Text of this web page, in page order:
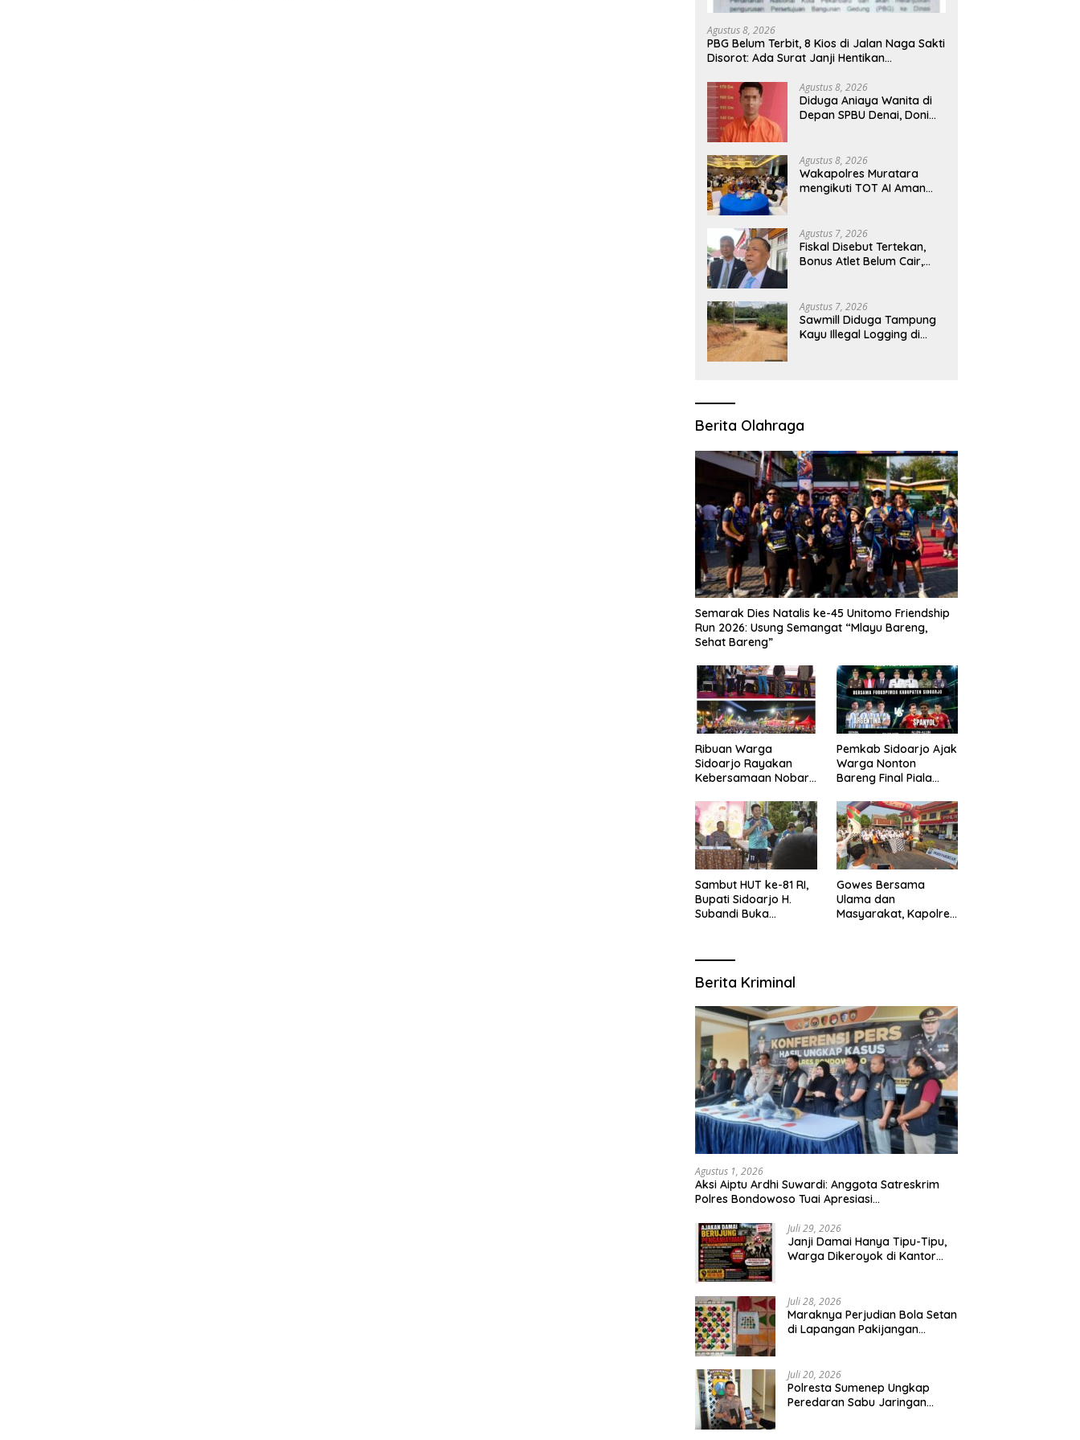
Agustus 8, 2026
PBG Belum Terbit, 8 Kios di Jalan Naga Sakti
Disorot: Ada Surat Janji Hentikan
Agustus 8, 2026
Diduga Aniaya Wanita di
Depan SPBU Denai, Doni
Agustus 8, 2026
Wakapolres Muratara
mengikuti TOT AI Aman
Agustus 7, 2026
Fiskal Disebut Tertekan,
Bonus Atlet Belum Cair,
Agustus 7, 2026
Sawmill Diduga Tampung
Kayu Illegal Logging di
Berita Olahraga
Semarak Dies Natalis ke-45 Unitomo Friendship
Run 2026: Usung Semangat “Mlayu Bareng,
Sehat Bareng”
Ribuan Warga
Sidoarjo Rayakan
Kebersamaan Nobar
Bersama Bupati
Subandi dan
Forkopimda
Pemkab Sidoarjo Ajak
Warga Nonton
Bareng Final Piala
Berhadiah Umroh
Sambut HUT ke-81 RI,
Bupati Sidoarjo H.
Subandi Buka
Kecamatan Sukodono
Gowes Bersama
Ulama dan
Masyarakat, Kapolres
Berita Kriminal
Agustus 1, 2026
Aksi Aiptu Ardhi Suwardi: Anggota Satreskrim
Polres Bondowoso Tuai Apresiasi
Tumbang
Juli 29, 2026
Janji Damai Hanya Tipu-Tipu,
Warga Dikeroyok di Kantor
Juli 28, 2026
Maraknya Perjudian Bola Setan
di Lapangan Pakijangan
Juli 20, 2026
Polresta Sumenep Ungkap
Peredaran Sabu Jaringan